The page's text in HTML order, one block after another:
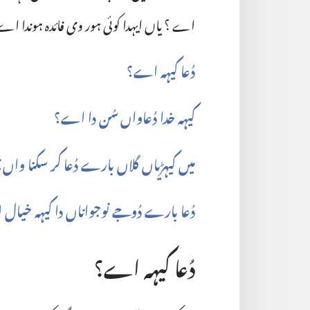
اے ؟ یاں ایہدا کوئی ہور وی فائدہ ہوندا
دُعا کیہہ اے؟‏
کیہہ خدا دُعاواں سُن دا اے؟‏
میں کیہڑیاں گلاں بارے دُعا کر سکنا
دُعا بارے دُوجے نوجواناں دا کیہہ
دُعا کیہہ اے؟‏